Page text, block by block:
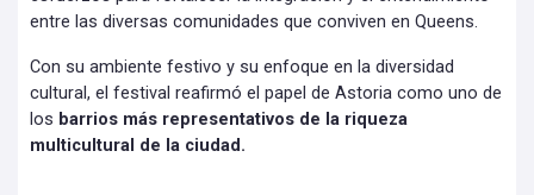
entre las diversas comunidades que conviven en Queens.
Con su ambiente festivo y su enfoque en la diversidad
cultural, el festival reafirmó el papel de Astoria como uno de
los barrios más representativos de la riqueza
multicultural de la ciudad.